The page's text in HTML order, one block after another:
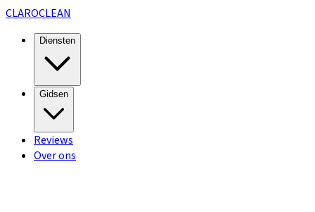
CLAROCLEAN
Diensten
Gidsen
Reviews
Over ons